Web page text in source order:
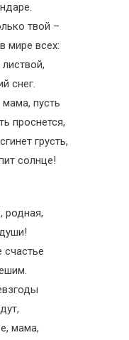
твой –
мире всех:
снег.
пусть
проснется,
грусть,
солнце!
родная,
счастье
мама,